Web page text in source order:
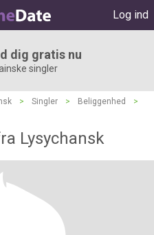
Log ind
dig gratis nu
singler
> Singler > Beliggenhed
>
Lysychansk